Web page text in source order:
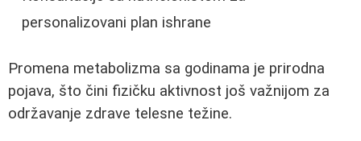
personalizovani plan ishrane
Promena metabolizma sa godinama je prirodna
pojava, što čini fizičku aktivnost još važnijom za
održavanje zdrave telesne težine.